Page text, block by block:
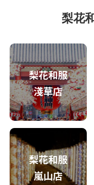
梨花
梨花和服
淺草店
梨花和服
嵐山店